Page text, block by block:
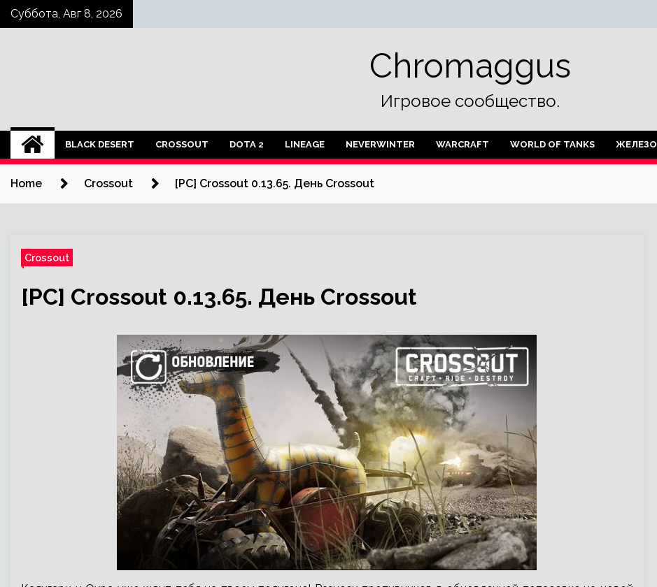
SkipСуббота, Авг 8, 2026
Chromaggus
Игровое сообщество.
BLACK DESERT CROSSOUT DOTA 2 LINEAGE NEVERWINTER WARCRAFT WORLD OF TANKS ЖЕЛЕЗО
Home Crossout [PC] Crossout 0.13.65. День Crossout
Crossout
[PC] Crossout 0.13.65. День Crossout